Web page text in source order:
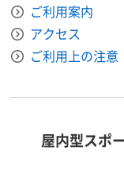
ご利用案内
アクセス
ご利用上の注意
屋内型スポ